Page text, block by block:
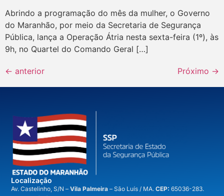
Abrindo a programação do mês da mulher, o Governo
do Maranhão, por meio da Secretaria de Segurança
Pública, lança a Operação Átria nesta sexta-feira (1º), às
9h, no Quartel do Comando Geral […]
← anterior Próximo →
Localização
Av. Castelinho, S/N –Vila Palmeira– São Luís / MA.CEP: 65036-283.